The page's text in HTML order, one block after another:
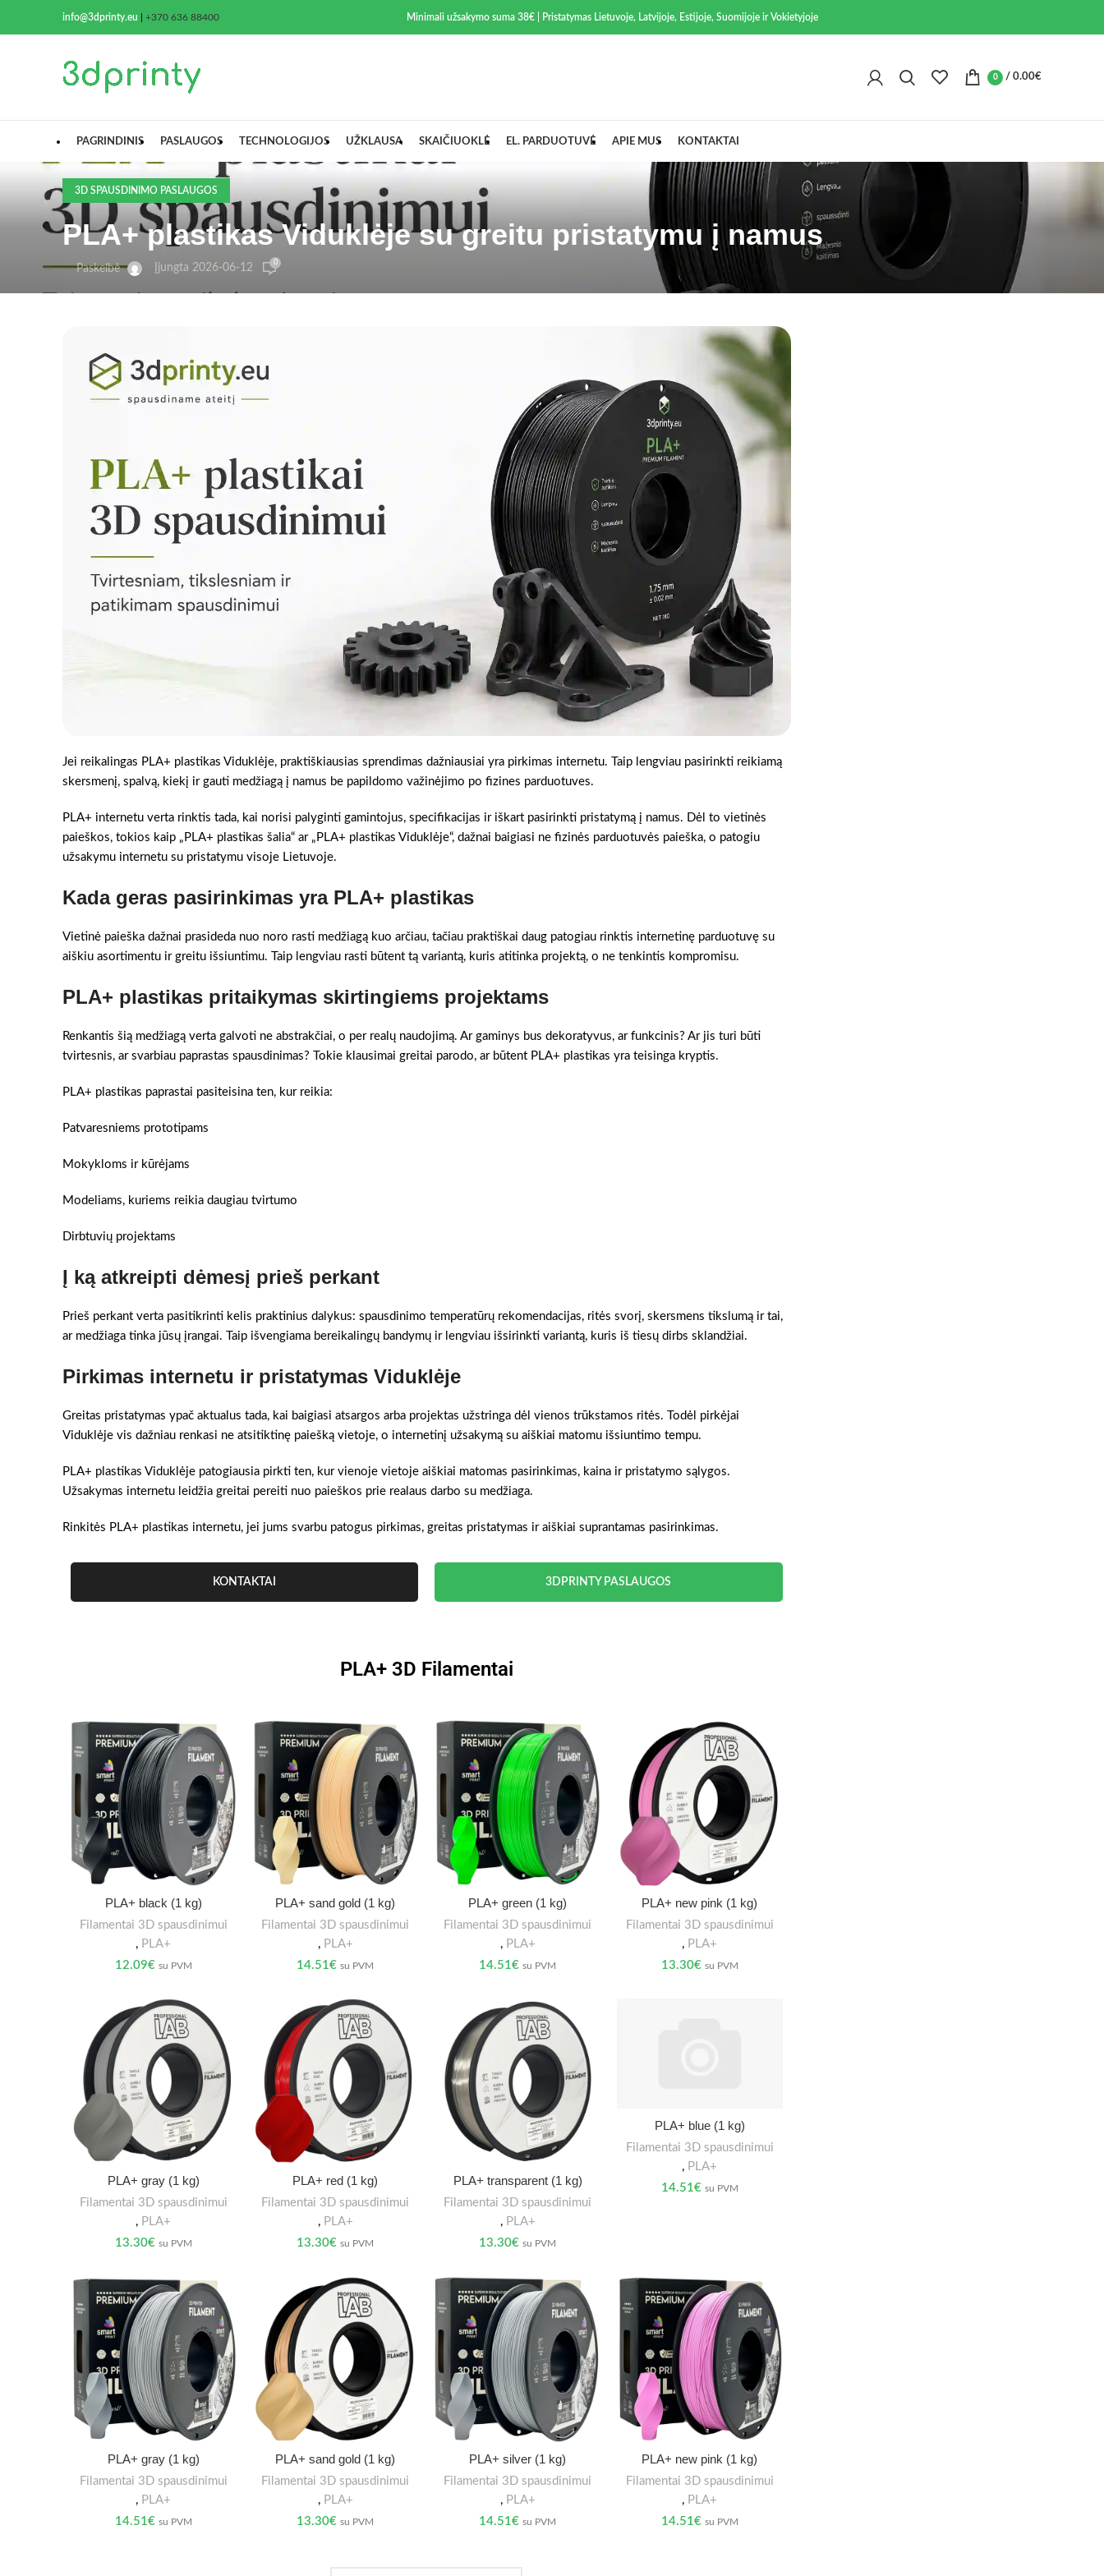
info@3dprinty.eu +370 636 88400 Minimali užsakymo suma 38€ | Pristatymas Lietuvoje, Latvijoje, Estijoje, Suomijoje ir Vokietyjoje
0 / 0.00€
PAGRINDINIS PASLAUGOS TECHNOLOGIJOS UŽKLAUSA SKAIČIUOKLĖ EL. PARDUOTUVĖ APIE MUS KONTAKTAI
3D SPAUSDINIMO PASLAUGOS
PLA+ plastikas Viduklėje su greitu pristatymu į namus
Paskelbė Įjungta 2026-06-12 0
Jei reikalingas PLA+ plastikas Viduklėje, praktiškiausias sprendimas dažniausiai yra pirkimas internetu. Taip lengviau pasirinkti reikiamą
skersmenį, spalvą, kiekį ir gauti medžiagą į namus be papildomo važinėjimo po fizines parduotuves.
PLA+ internetu verta rinktis tada, kai norisi palyginti gamintojus, specifikacijas ir iškart pasirinkti pristatymą į namus. Dėl to vietinės
paieškos, tokios kaip „PLA+ plastikas šalia“ ar „PLA+ plastikas Viduklėje“, dažnai baigiasi ne fizinės parduotuvės paieška, o patogiu
užsakymu internetu su pristatymu visoje Lietuvoje.
Kada geras pasirinkimas yra PLA+ plastikas
Vietinė paieška dažnai prasideda nuo noro rasti medžiagą kuo arčiau, tačiau praktiškai daug patogiau rinktis internetinę parduotuvę su
aiškiu asortimentu ir greitu išsiuntimu. Taip lengviau rasti būtent tą variantą, kuris atitinka projektą, o ne tenkintis kompromisu.
PLA+ plastikas pritaikymas skirtingiems projektams
Renkantis šią medžiagą verta galvoti ne abstrakčiai, o per realų naudojimą. Ar gaminys bus dekoratyvus, ar funkcinis? Ar jis turi būti
tvirtesnis, ar svarbiau paprastas spausdinimas? Tokie klausimai greitai parodo, ar būtent PLA+ plastikas yra teisinga kryptis.
PLA+ plastikas paprastai pasiteisina ten, kur reikia:
Patvaresniems prototipams
Mokykloms ir kūrėjams
Modeliams, kuriems reikia daugiau tvirtumo
Dirbtuvių projektams
Į ką atkreipti dėmesį prieš perkant
Prieš perkant verta pasitikrinti kelis praktinius dalykus: spausdinimo temperatūrų rekomendacijas, ritės svorį, skersmens tikslumą ir tai,
ar medžiaga tinka jūsų įrangai. Taip išvengiama bereikalingų bandymų ir lengviau išsirinkti variantą, kuris iš tiesų dirbs sklandžiai.
Pirkimas internetu ir pristatymas Viduklėje
Greitas pristatymas ypač aktualus tada, kai baigiasi atsargos arba projektas užstringa dėl vienos trūkstamos ritės. Todėl pirkėjai
Viduklėje vis dažniau renkasi ne atsitiktinę paiešką vietoje, o internetinį užsakymą su aiškiai matomu išsiuntimo tempu.
PLA+ plastikas Viduklėje patogiausia pirkti ten, kur vienoje vietoje aiškiai matomas pasirinkimas, kaina ir pristatymo sąlygos.
Užsakymas internetu leidžia greitai pereiti nuo paieškos prie realaus darbo su medžiaga.
Rinkitės PLA+ plastikas internetu, jei jums svarbu patogus pirkimas, greitas pristatymas ir aiškiai suprantamas pasirinkimas.
KONTAKTAI 3DPRINTY PASLAUGOS
PLA+ 3D Filamentai
PLA+ black (1 kg)
Filamentai 3D spausdinimui
, PLA+
12.09€ su PVM
PLA+ sand gold (1 kg)
Filamentai 3D spausdinimui
, PLA+
14.51€ su PVM
PLA+ green (1 kg)
Filamentai 3D spausdinimui
, PLA+
14.51€ su PVM
PLA+ new pink (1 kg)
Filamentai 3D spausdinimui
, PLA+
13.30€ su PVM
PLA+ gray (1 kg)
Filamentai 3D spausdinimui
, PLA+
13.30€ su PVM
PLA+ red (1 kg)
Filamentai 3D spausdinimui
, PLA+
13.30€ su PVM
PLA+ transparent (1 kg)
Filamentai 3D spausdinimui
, PLA+
13.30€ su PVM
PLA+ blue (1 kg)
Filamentai 3D spausdinimui
, PLA+
14.51€ su PVM
PLA+ gray (1 kg)
Filamentai 3D spausdinimui
, PLA+
14.51€ su PVM
PLA+ sand gold (1 kg)
Filamentai 3D spausdinimui
, PLA+
13.30€ su PVM
PLA+ silver (1 kg)
Filamentai 3D spausdinimui
, PLA+
14.51€ su PVM
PLA+ new pink (1 kg)
Filamentai 3D spausdinimui
, PLA+
14.51€ su PVM